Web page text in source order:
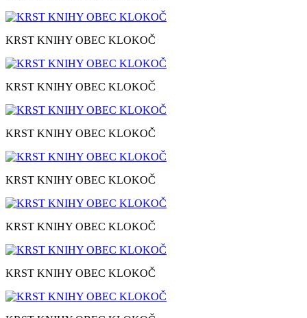
KRST KNIHY OBEC KLOKOČ
KRST KNIHY OBEC KLOKOČ
KRST KNIHY OBEC KLOKOČ
KRST KNIHY OBEC KLOKOČ
KRST KNIHY OBEC KLOKOČ
KRST KNIHY OBEC KLOKOČ